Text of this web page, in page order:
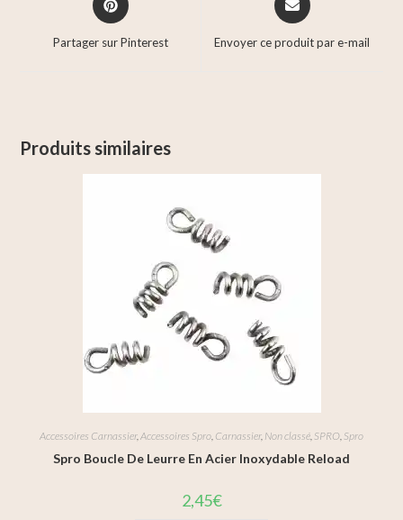
Partager sur Pinterest Envoyer ce produit par e-mail
Produits similaires
Accessoires Carnassier, Accessoires Spro Carnassier, Non classé SPRO Spro
Spro Boucle De Leurre En Acier Inoxydable Reload
2,45€